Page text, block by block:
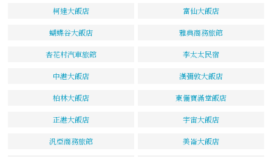
柯達大飯店 富仙大飯店
蝴蝶谷大飯店 雅典商務旅館
杏花村汽車旅館 李太太民宿
中港大飯店 漢彌敦大飯店
柏林大飯店 東儷寶滿堂飯店
正港大飯店 宇宙大飯店
汎亞商務旅館 美崙大飯店